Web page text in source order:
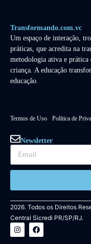
Transformando.com.vc
Um espaço de interação,
práticas, que acredita na
metodologia ativa e
criança. A educação
educação.
Termos de Uso Política de
Newsletter
2026. Todos os Direitos
Central Sicredi PR/SP/RJ.